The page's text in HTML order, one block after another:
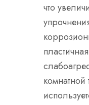
что
комнатной